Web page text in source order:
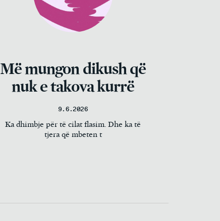
Më mungon dikush që
nuk e takova kurrë
9.6.2026
Ka dhimbje për të cilat flasim. Dhe ka të
tjera që mbeten t